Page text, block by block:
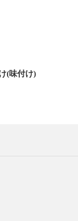
(味付け)